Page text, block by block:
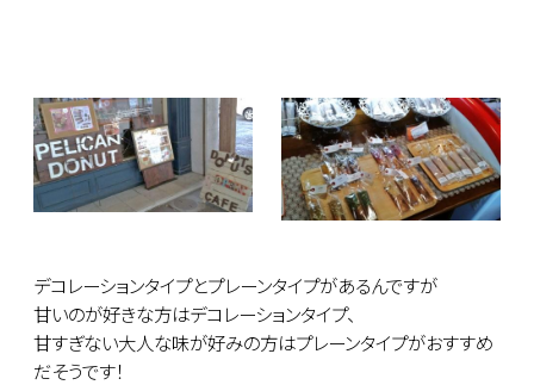
デコレーションタイプとプレーンタイプがあるんですが
甘いのが好きな方はデコレーションタイプ、
甘すぎない大人な味が好みの方はプレーンタイプがおすすめ
だそうです！